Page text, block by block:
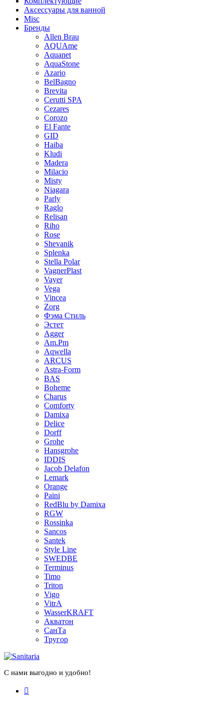
Аксессуары для ванной
Misc
Бренды
Allen Brau
AQUAme
Aquanet
AquaStone
Azario
BelBagno
Brevita
Cerutti SPA
Cezares
Corozo
El Fante
GID
Haiba
Kludi
Madera
Milacio
Misty
Niagara
Parly
Raglo
Relisan
Riho
Rose
Shevanik
Splenka
Stella Polar
VagnerPlast
Vayer
Vega
Vincea
Zorg
Фэма Стиль
Эстет
Agger
Am.Pm
Aqwella
ARCUS
Astra-Form
BAS
Boheme
Charus
Comforty
Damixa
Delice
Dorff
Grohe
Hansgrohe
IDDIS
Jacob Delafon
Lemark
Orange
Paini
RedBlu by Damixa
RGW
Rossinka
Sancos
Santek
Style Line
SWEDBE
Terminus
Timo
Triton
Vigo
VitrA
WasserKRAFT
Акватон
СанТа
Тругор
С нами выгодно и удобно!